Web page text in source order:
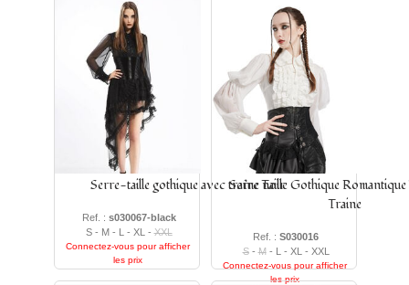
Serre-taille gothique avec traîne noir
Ref. : s030067-black
S - M - L - XL -XXL
Connectez-vous pour afficher
les prix
Serre Taille Gothique
Traine
Ref. : S030016
S-M- L - XL - XXL
Connectez-vous pour afficher
les prix